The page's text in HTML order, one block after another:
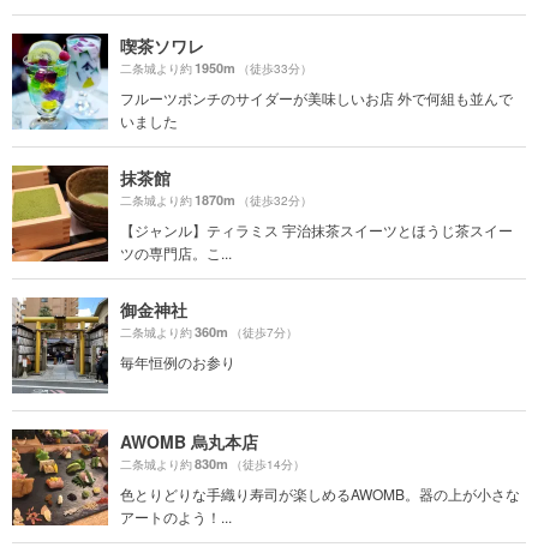
喫茶ソワレ
二条城より約1950m （徒歩33分）
フルーツポンチのサイダーが美味しいお店 外で何組も並んで
いました
抹茶館
二条城より約1870m （徒歩32分）
【ジャンル】ティラミス 宇治抹茶スイーツとほうじ茶スイー
ツの専門店。こ...
御金神社
二条城より約360m （徒歩7分）
毎年恒例のお参り
AWOMB 烏丸本店
二条城より約830m （徒歩14分）
色とりどりな手織り寿司が楽しめるAWOMB。器の上が小さな
アートのよう！...